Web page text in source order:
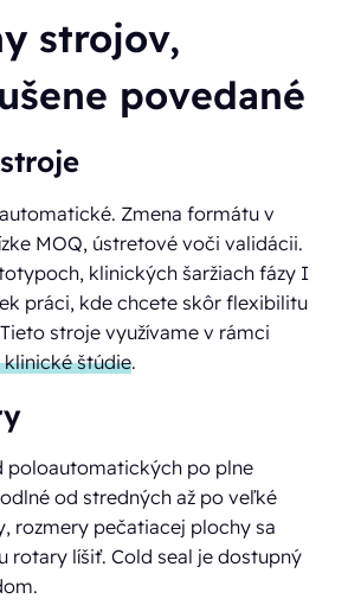
strojov,
povedané
Zmena formátu v
MOQ, ústretové voči validácii.
klinických šaržiach fázy I
práci, kde chcete skôr flexibilitu
stroje využívame v rámci
klinické štúdie.
poloautomatických po plne
od stredných až po veľké
rozmery pečatiacej plochy sa
rotary líšiť. Cold seal je dostupný